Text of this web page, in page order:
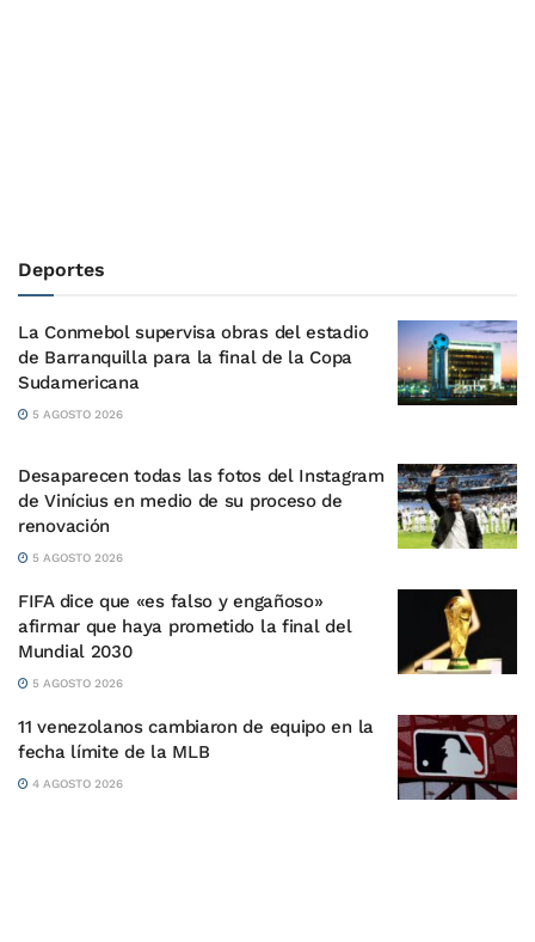
Deportes
La Conmebol supervisa obras del estadio
de Barranquilla para la final de la Copa
Sudamericana
5 AGOSTO 2026
Desaparecen todas las fotos del Instagram
de Vinícius en medio de su proceso de
renovación
5 AGOSTO 2026
FIFA dice que «es falso y engañoso»
afirmar que haya prometido la final del
Mundial 2030
5 AGOSTO 2026
11 venezolanos cambiaron de equipo en la
fecha límite de la MLB
4 AGOSTO 2026